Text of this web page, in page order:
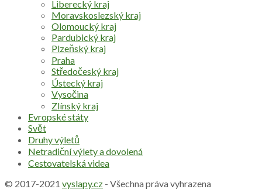
Liberecký kraj
Moravskoslezský kraj
Olomoucký kraj
Pardubický kraj
Plzeňský kraj
Praha
Středočeský kraj
Ústecký kraj
Vysočina
Zlínský kraj
Evropské státy
Svět
Druhy výletů
Netradiční výlety a dovolená
Cestovatelská videa
© 2017-2021 vyslapy.cz - Všechna práva vyhrazena